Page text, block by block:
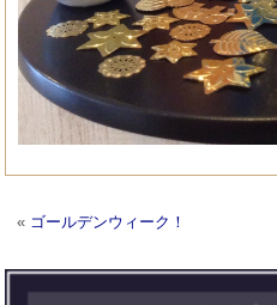
« ゴールデンウィーク！